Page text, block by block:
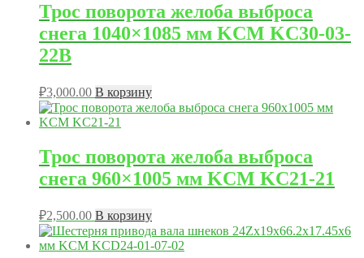
Трос поворота желоба выброса
снега 1040×1085 мм KCM KC30-03-
22B
₽3,000.00 В корзину
Трос поворота желоба выброса
снега 960×1005 мм KCM KC21-21
₽2,500.00 В корзину